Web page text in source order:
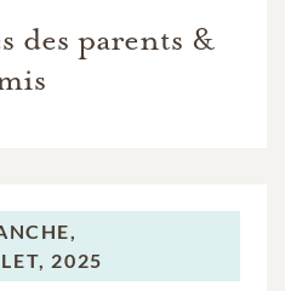
des parents &
2025